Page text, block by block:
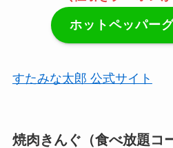
ホットペッパー
すたみな太郎 公式サイト
焼肉きんぐ（食べ放題コ